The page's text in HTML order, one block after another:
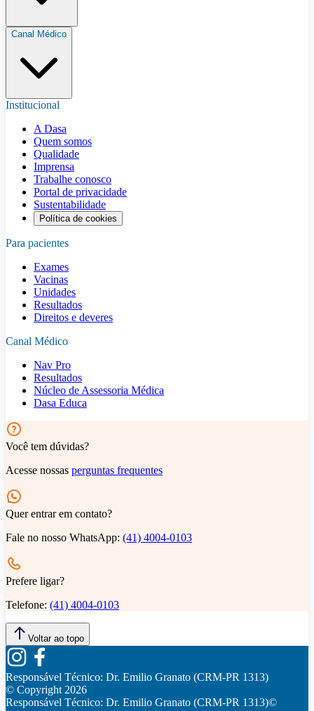
Canal Médico
Institucional
A Dasa
Quem somos
Qualidade
Imprensa
Trabalhe conosco
Portal de privacidade
Sustentabilidade
Política de cookies
Para pacientes
Exames
Vacinas
Unidades
Resultados
Direitos e deveres
Canal Médico
Nav Pro
Resultados
Núcleo de Assessoria Médica
Dasa Educa
Você tem dúvidas?
Acesse nossas perguntas frequentes
Quer entrar em contato?
Fale no nosso WhatsApp: (41) 4004-0103
Prefere ligar?
Telefone: (41) 4004-0103
Voltar ao topo
Responsável Técnico: Dr. Emilio Granato (CRM-PR 1313)
© Copyright2026
Responsável Técnico: Dr. Emilio Granato (CRM-PR 1313)©